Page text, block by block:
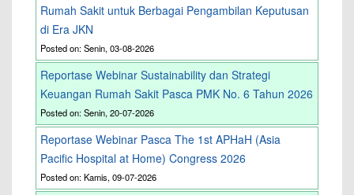
Rumah Sakit untuk Berbagai Pengambilan Keputusan
di Era JKN
Posted on: Senin, 03-08-2026
Reportase Webinar Sustainability dan Strategi
Keuangan Rumah Sakit Pasca PMK No. 6 Tahun 2026
Posted on: Senin, 20-07-2026
Reportase Webinar Pasca The 1st APHaH (Asia
Pacific Hospital at Home) Congress 2026
Posted on: Kamis, 09-07-2026